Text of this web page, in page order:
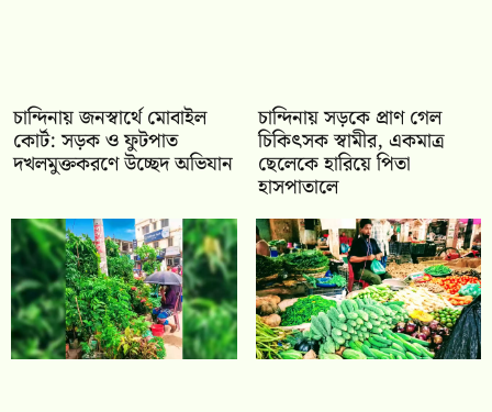
চান্দিনায় জনস্বার্থে মোবাইল
কোর্ট: সড়ক ও ফুটপাত
দখলমুক্তকরণে উচ্ছেদ অভিযান
চান্দিনায় সড়কে প্রাণ গেল
চিকিৎসক স্বামীর, একমাত্র
ছেলেকে হারিয়ে পিতা
হাসপাতালে